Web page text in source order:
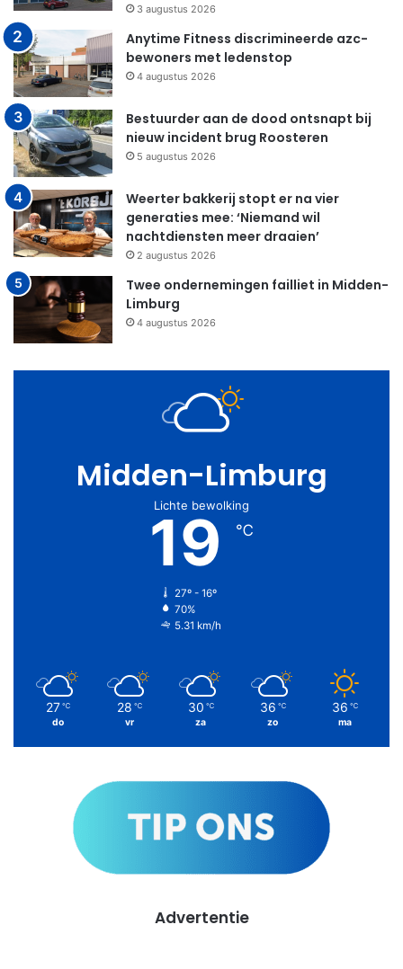
3 augustus 2026
Anytime Fitness discrimineerde azc-
bewoners met ledenstop
4 augustus 2026
Bestuurder aan de dood ontsnapt bij
nieuw incident brug Roosteren
5 augustus 2026
Weerter bakkerij stopt er na vier
generaties mee: ‘Niemand wil
nachtdiensten meer draaien’
2 augustus 2026
Twee ondernemingen failliet in Midden-
Limburg
4 augustus 2026
Midden-Limburg
Lichte bewolking
19 ℃
27º - 16º
70%
5.31 km/h
27 ℃
do
28 ℃
vr
30 ℃
za
36 ℃
zo
36 ℃
ma
Advertentie